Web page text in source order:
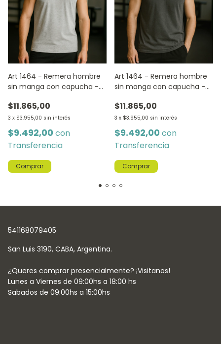
Art 1464 - Remera hombre
sin manga con capucha -
$11.865,00
3 x $3.955,00 sin interés
$9.492,00 con
Transferencia
Comprar
Art 1464 - Remera hombre
sin manga con capucha -
$11.865,00
3 x $3.955,00 sin interés
$9.492,00 con
Transferencia
Comprar
541168079405